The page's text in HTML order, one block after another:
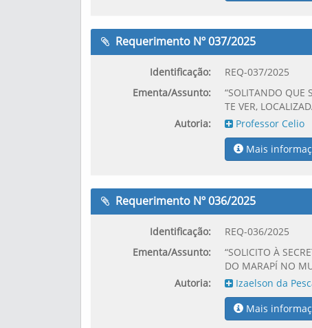
Requerimento Nº 037/2025
Identificação:
REQ-037/2025
Ementa/Assunto:
“SOLITANDO QUE
TE VER,
Autoria:
Professor Celio
Mais
Requerimento Nº 036/2025
Identificação:
REQ-036/2025
Ementa/Assunto:
“SOLICITO À
DO MARAPÍ NO
Autoria:
Izaelson da
Mais